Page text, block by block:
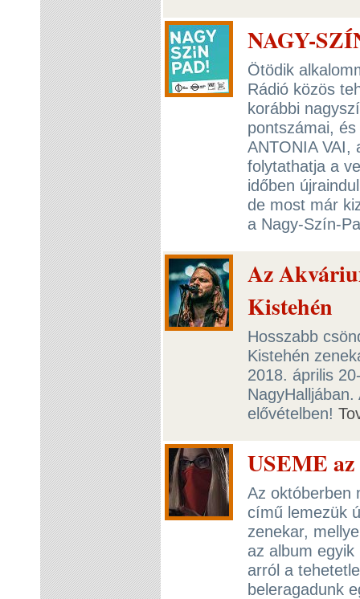
NAGY-
Ötödik
Rádió közös
korábbi
pontszámai,
ANTONIA VAI,
folytathatja a
időben
de most már
a Nagy-Szín-
Az
Kistehén
Hosszabb
Kistehén
2018. április
elővételben!
USEME
Az októberben
című lemezük
zenekar,
az album
arról a
beleragadunk